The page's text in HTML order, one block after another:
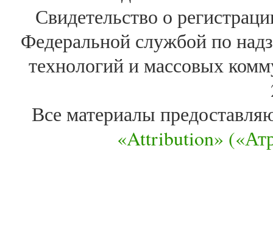
Свидетельство о
Федеральной службой по
технологий и массовых
Все материалы
«Attribution»